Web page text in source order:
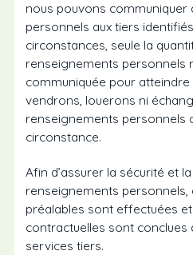
nous pouvons communiquer
personnels aux tiers
circonstances, seule la
renseignements personnels
communiquée pour atteindre
vendrons, louerons ni
renseignements personnels
circonstance.
Afin d’assurer la sécurité et
renseignements personnels,
préalables sont effectuées
contractuelles sont conclues
services tiers.